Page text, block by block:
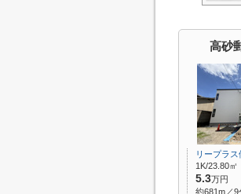
高砂
リープラ
1K/23.80㎡
5.3万円
約681m／9